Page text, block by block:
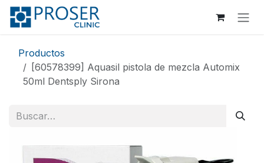
Ir al contenido
Productos
[60578399] Aquasil pistola de mezcla Automix
50ml Dentsply Sirona